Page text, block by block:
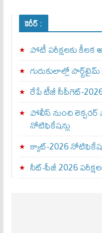
కెరీర్ :
పోటీ పరీక్షలకు కీలక
గురుకులాల్లో
రేపే టీజీ సీపీగెట్‌-
పోలీస్ నుంచి లెక్చరర్
నోటిఫికేషన్లు
క్యాట్-2026
నీట్-పీజీ 2026